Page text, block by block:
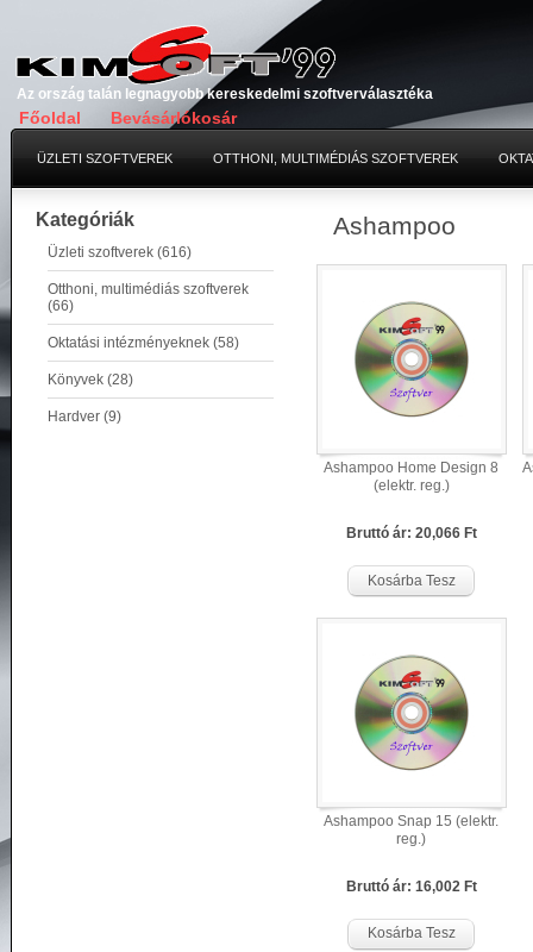
Főoldal Bevásárlókosár
Az ország talán legnagyobb kereskedelmi szoftverválasztéka
ÜZLETI SZOFTVEREK OTTHONI, MULTIMÉDIÁS SZOFTVEREK
Kategóriák
Üzleti szoftverek (616)
Otthoni, multimédiás szoftverek
(66)
Oktatási intézményeknek (58)
Könyvek (28)
Hardver (9)
Ashampoo
Ashampoo Home Design 8
(elektr. reg.)
Bruttó ár: 20,066 Ft
Kosárba Tesz
Ashampoo Snap 15 (elektr.
reg.)
Bruttó ár: 16,002 Ft
Kosárba Tesz